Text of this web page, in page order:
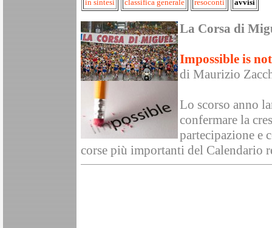
in sintesi classifica generale resoconti avvisi
La Corsa di
Impossible is
di Maurizio
Lo scorso anno
confermare la
partecipazione e
corse più importanti del Calendario